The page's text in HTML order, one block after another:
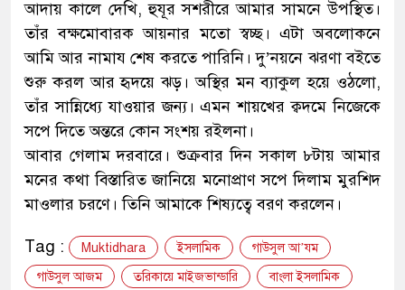
আদায় কালে দেখি, হুযূর সশরীরে আমার সামনে উপস্থিত।
তাঁর বক্ষমোবারক আয়নার মতো স্বচ্ছ। এটা অবলোকনে
আমি আর নামায শেষ করতে পারিনি। দু’নয়নে ঝরণা বইতে
শুরু করল আর হৃদয়ে ঝড়। অস্থির মন ব্যাকুল হয়ে ওঠলো,
তাঁর সান্নিধ্যে যাওয়ার জন্য। এমন শায়খের ক্বদমে নিজেকে
সপে দিতে অন্তরে কোন সংশয় রইলনা।
আবার গেলাম দরবারে। শুক্রবার দিন সকাল ৮টায় আমার
মনের কথা বিস্তারিত জানিয়ে মনোপ্রাণ সপে দিলাম মুরশিদ
মাওলার চরণে। তিনি আমাকে শিষ্যত্বে বরণ করলেন।
Tag : Muktidhara ইসলামিক
গাউসুল আ’যম
গাউসুল আজম
তরিকায়ে মাইজভান্ডারি
বাংলা ইসলামিক